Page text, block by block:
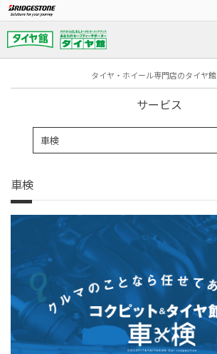
タイヤ・ホイール専門店のタイヤ館
サービス
車検
車検